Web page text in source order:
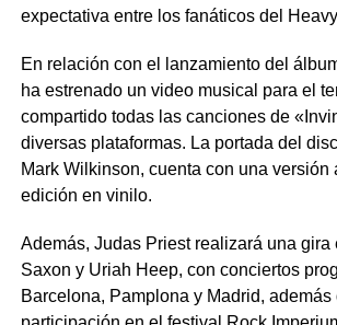
expectativa entre los fanáticos del
En relación con el lanzamiento del
ha estrenado un video musical para el
compartido todas las canciones de
diversas plataformas. La portada del
Mark Wilkinson, cuenta con una versión
edición en vinilo.
Además, Judas Priest realizará una gira
Saxon y Uriah Heep, con conciertos
Barcelona, Pamplona y Madrid, además